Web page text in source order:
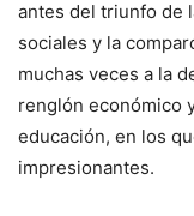
antes del triunfo de
sociales y la
muchas veces a la
renglón económico
educación, en los
impresionantes.